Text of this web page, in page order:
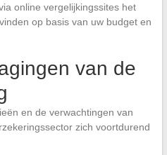
online vergelijkingssites het
op basis van uw budget en
van de
en de verwachtingen van
zich voortdurend